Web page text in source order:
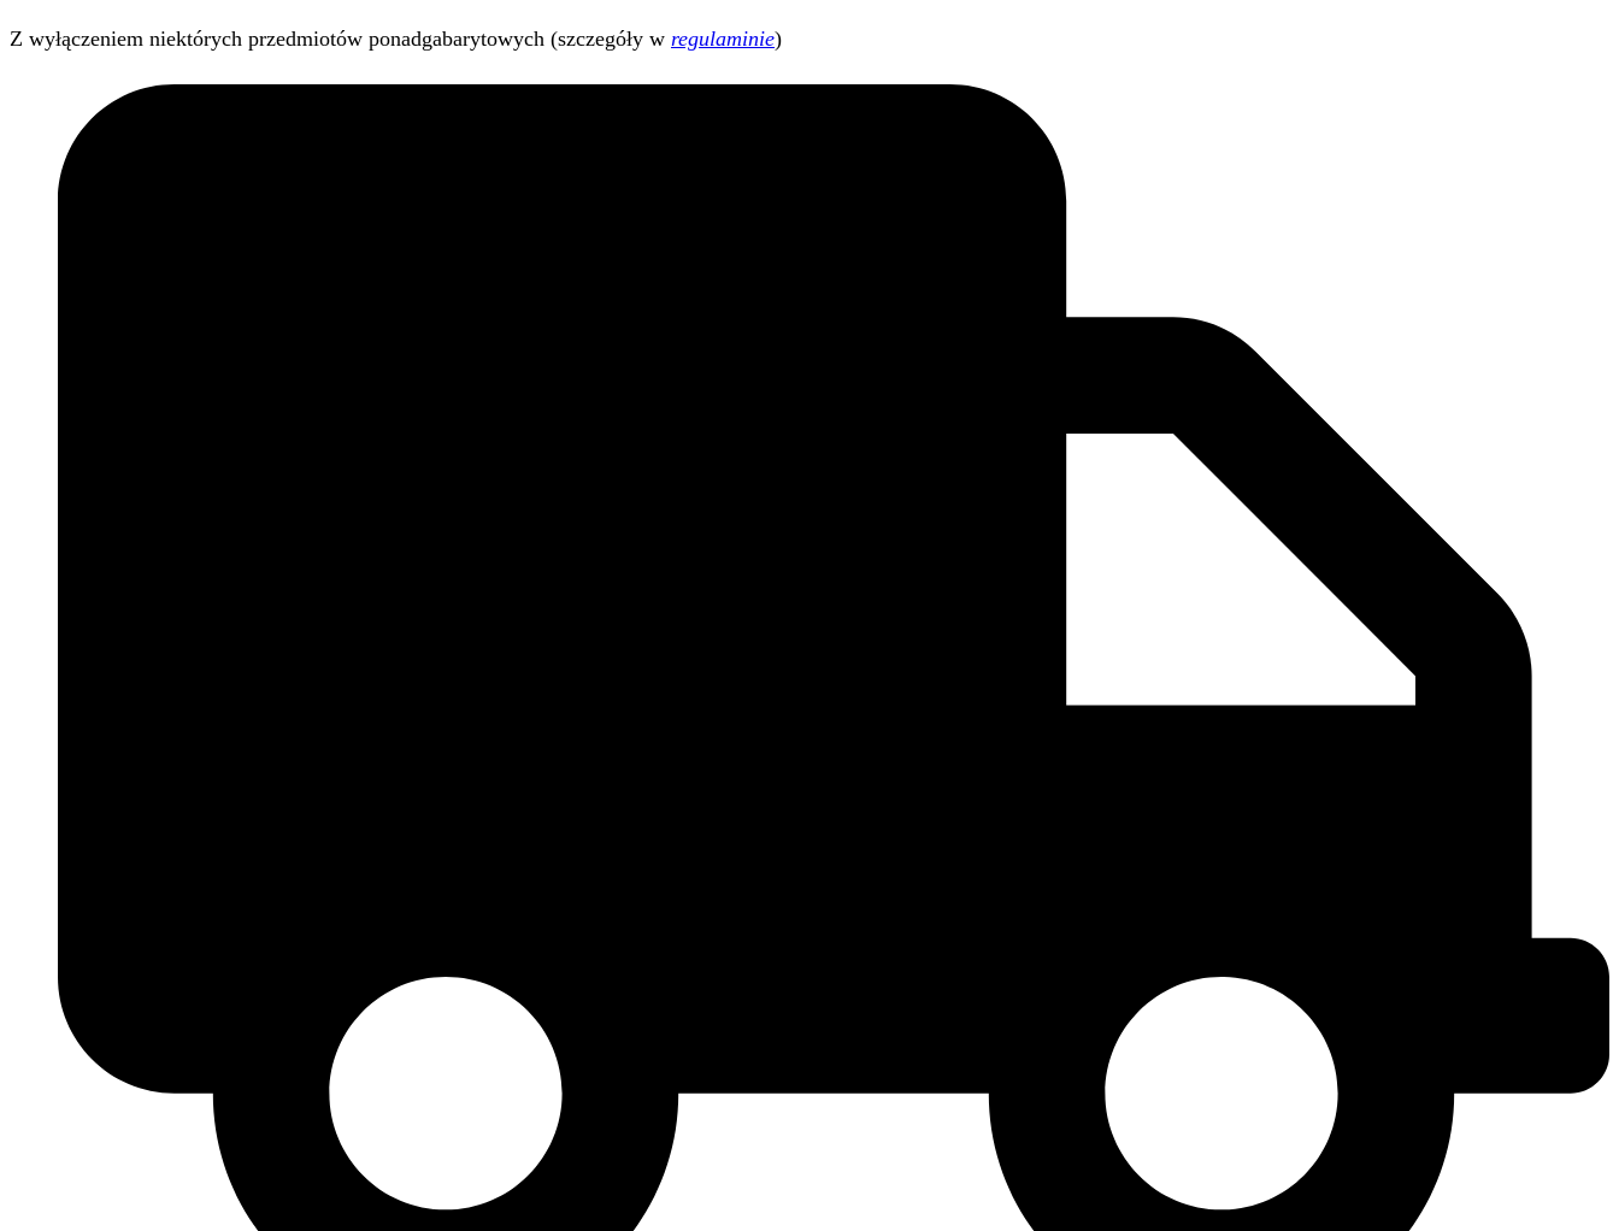
Z wyłączeniem niektórych przedmiotów ponadgabarytowych (szczegóły w regulaminie)